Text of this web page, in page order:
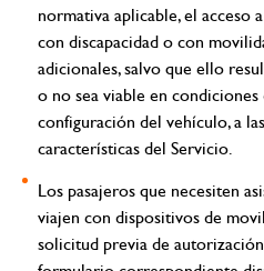
normativa aplicable, el acceso
con discapacidad o con
adicionales, salvo que ello
o no sea viable en
configuración del vehículo, a
características del Servicio.
Los pasajeros que necesiten
viajen con dispositivos de
solicitud previa de autorización